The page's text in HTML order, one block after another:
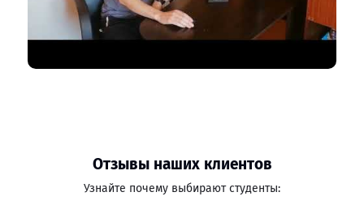
Отзывы наших клиентов
Узнайте почему выбирают студенты: